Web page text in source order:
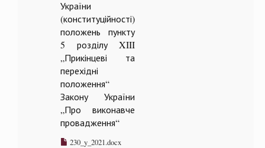
України
(конституційності)
положень пункту
5 розділу XIII
„Прикінцеві та
перехідні
положення“
Закону України
„Про виконавче
провадження“
230_y_2021.docx